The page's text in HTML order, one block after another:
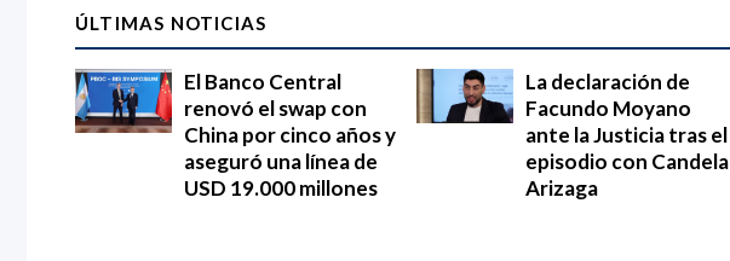
ÚLTIMAS NOTICIAS
El Banco Central
renovó el swap con
China por cinco años y
aseguró una línea de
USD 19.000 millones
La declaración de
Facundo Moyano
ante la Justicia tras el
episodio con Candela
Arizaga